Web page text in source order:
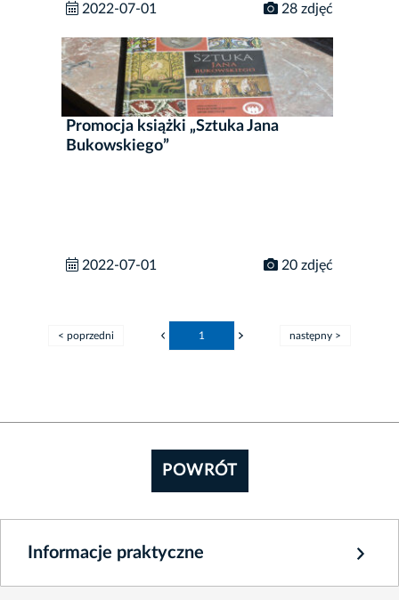
2022-07-01 28 zdjęć
Promocja książki „Sztuka Jana
Bukowskiego”
2022-07-01 20 zdjęć
< poprzedni 1 następny >
POWRÓT
Informacje praktyczne